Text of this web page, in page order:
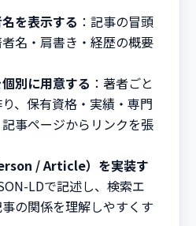
を表示する ：記事の冒頭
名・肩書き・経歴の概要
別に用意する ：著者ごと
、保有資格・実績・専門
事ページからリンクを張
/ Article）を実装す
LDで記述し、検索エ
の関係を理解しやすくす